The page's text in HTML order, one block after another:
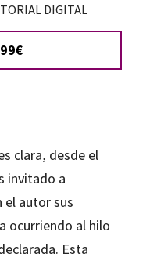
DIGITAL
clara, desde el
invitado a
el autor sus
ocurriendo al hilo
Esta